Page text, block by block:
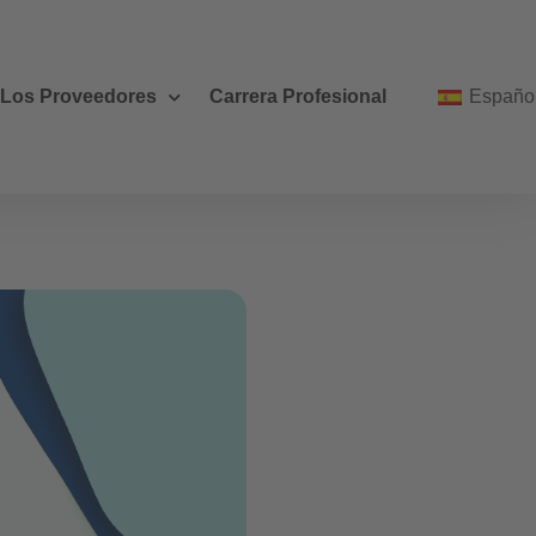
Proveedores Carrera Profesional